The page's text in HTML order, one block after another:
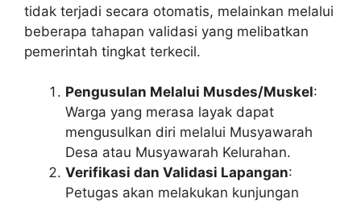
tidak terjadi secara otomatis, melainkan melalui
beberapa tahapan validasi yang melibatkan
pemerintah tingkat terkecil.
Pengusulan Melalui Musdes/Muskel:
Warga yang merasa layak dapat
mengusulkan diri melalui Musyawarah
Desa atau Musyawarah Kelurahan.
Verifikasi dan Validasi Lapangan:
Petugas akan melakukan kunjungan